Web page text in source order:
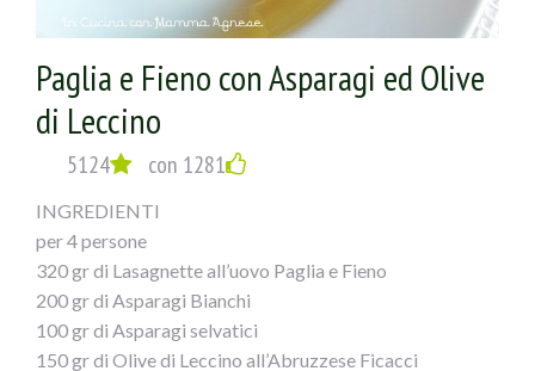
Paglia e Fieno con Asparagi ed Olive
di Leccino
5124 con 1281
INGREDIENTI
per 4 persone
320 gr di Lasagnette all’uovo Paglia e Fieno
200 gr di Asparagi Bianchi
100 gr di Asparagi selvatici
150 gr di Olive di Leccino all’Abruzzese Ficacci